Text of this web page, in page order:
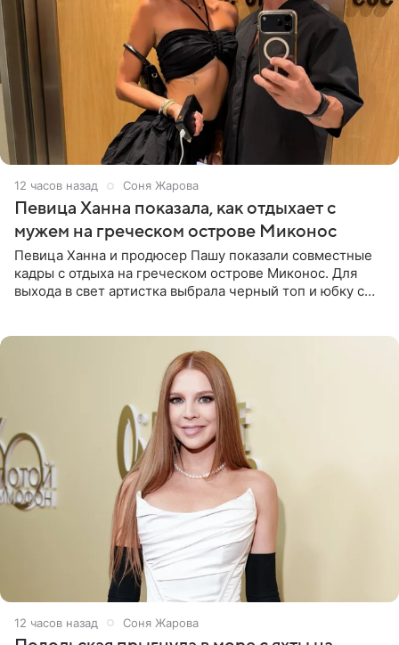
12 часов назад Соня Жарова
Певица Ханна показала, как отдыхает с
мужем на греческом острове Миконос
Певица Ханна и продюсер Пашу показали совместные
кадры с отдыха на греческом острове Миконос. Для
выхода в свет артистка выбрала черный топ и юбку с
12 часов назад Соня Жарова